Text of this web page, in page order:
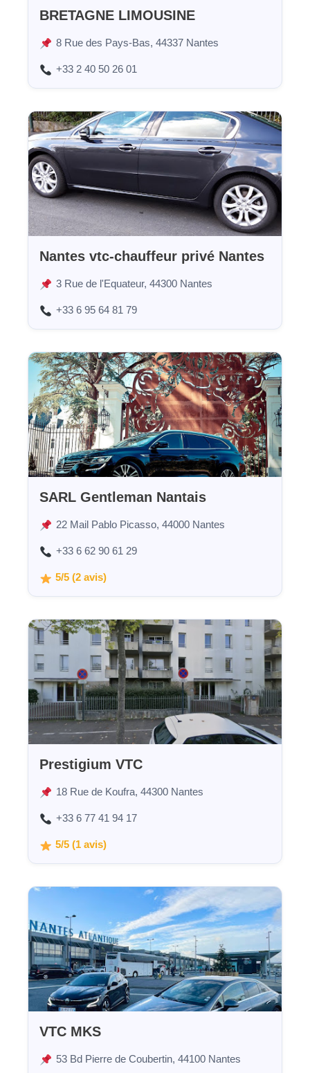
BRETAGNE LIMOUSINE
8 Rue des Pays-Bas, 44337 Nantes
+33 2 40 50 26 01
Nantes vtc-chauffeur privé Nantes
3 Rue de l'Equateur, 44300 Nantes
+33 6 95 64 81 79
SARL Gentleman Nantais
22 Mail Pablo Picasso, 44000 Nantes
+33 6 62 90 61 29
5/5 (2 avis)
Prestigium VTC
18 Rue de Koufra, 44300 Nantes
+33 6 77 41 94 17
5/5 (1 avis)
VTC MKS
53 Bd Pierre de Coubertin, 44100 Nantes